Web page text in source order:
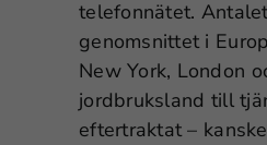
telefonnätet.
genomsnittet i
New York, London
jordbruksland till
eftertraktat –